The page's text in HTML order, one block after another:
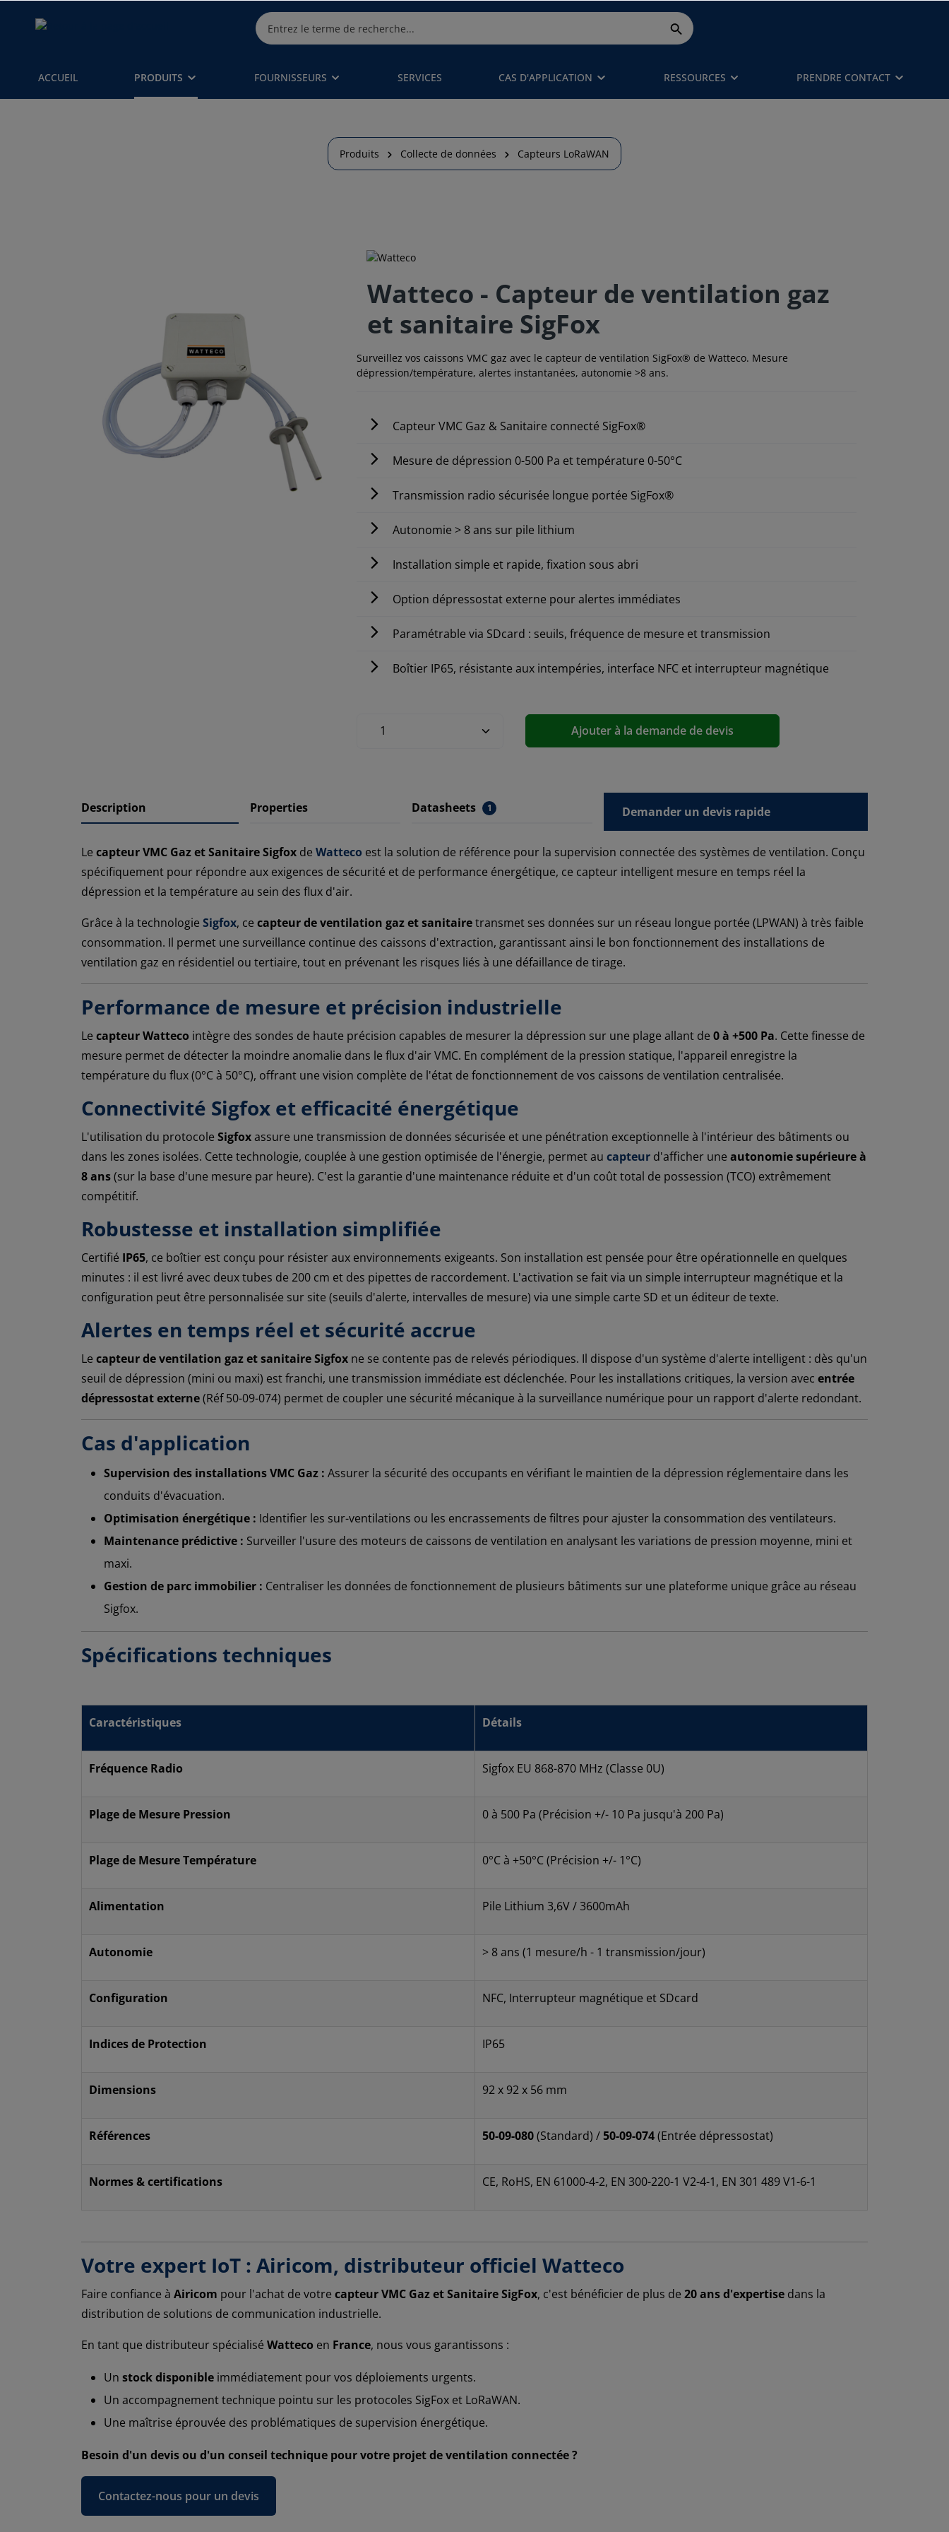
ACCUEIL PRODUITS FOURNISSEURS SERVICES CAS D'APPLICATION RESSOURCES PRENDRE CONTACT
Produits Collecte de données Capteurs LoRaWAN
Watteco - Capteur de ventilation gaz
et sanitaire SigFox
Surveillez vos caissons VMC gaz avec le capteur de ventilation SigFox® de Watteco. Mesure
dépression/température, alertes instantanées, autonomie >8 ans.
Capteur VMC Gaz & Sanitaire connecté SigFox®
Mesure de dépression 0-500 Pa et température 0-50°C
Transmission radio sécurisée longue portée SigFox®
Autonomie > 8 ans sur pile lithium
Installation simple et rapide, fixation sous abri
Option dépressostat externe pour alertes immédiates
Paramétrable via SDcard : seuils, fréquence de mesure et transmission
Boîtier IP65, résistante aux intempéries, interface NFC et interrupteur magnétique
Ajouter à la demande de devis
Description Properties Datasheets 1 Demander un devis rapide
Le capteur VMC Gaz et Sanitaire Sigfox de Watteco est la solution de référence pour la supervision connectée des systèmes de ventilation. Conçu
spécifiquement pour répondre aux exigences de sécurité et de performance énergétique, ce capteur intelligent mesure en temps réel la
dépression et la température au sein des flux d'air.
Grâce à la technologie Sigfox, ce capteur de ventilation gaz et sanitairetransmet ses données sur un réseau longue portée (LPWAN) à très faible
consommation. Il permet une surveillance continue des caissons d'extraction, garantissant ainsi le bon fonctionnement des installations de
ventilation gaz en résidentiel ou tertiaire, tout en prévenant les risques liés à une défaillance de tirage.
Performance de mesure et précision industrielle
Le capteur Watteco intègre des sondes de haute précision capables de mesurer la dépression sur une plage allant de 0 à +500 Pa. Cette finesse de
mesure permet de détecter la moindre anomalie dans le flux d'air VMC. En complément de la pression statique, l'appareil enregistre la
température du flux (0°C à 50°C), offrant une vision complète de l'état de fonctionnement de vos caissons de ventilation centralisée.
Connectivité Sigfox et efficacité énergétique
L'utilisation du protocole Sigfoxassure une transmission de données sécurisée et une pénétration exceptionnelle à l'intérieur des bâtiments ou
dans les zones isolées. Cette technologie, couplée à une gestion optimisée de l'énergie, permet au capteur d'afficher une autonomie supérieure à
8 ans(sur la base d'une mesure par heure). C'est la garantie d'une maintenance réduite et d'un coût total de possession (TCO) extrêmement
compétitif.
Robustesse et installation simplifiée
Certifié IP65, ce boîtier est conçu pour résister aux environnements exigeants. Son installation est pensée pour être opérationnelle en quelques
minutes : il est livré avec deux tubes de 200 cm et des pipettes de raccordement. L'activation se fait via un simple interrupteur magnétique et la
configuration peut être personnalisée sur site (seuils d'alerte, intervalles de mesure) via une simple carte SD et un éditeur de texte.
Alertes en temps réel et sécurité accrue
Le capteur de ventilation gaz et sanitaire Sigfox ne se contente pas de relevés périodiques. Il dispose d'un système d'alerte intelligent : dès qu'un
seuil de dépression (mini ou maxi) est franchi, une transmission immédiate est déclenchée. Pour les installations critiques, la version avec entrée
dépressostat externe(Réf 50-09-074) permet de coupler une sécurité mécanique à la surveillance numérique pour un rapport d'alerte redondant.
Cas d'application
Supervision des installations VMC Gaz : Assurer la sécurité des occupants en vérifiant le maintien de la dépression réglementaire dans les
conduits d'évacuation.
Optimisation énergétique : Identifier les sur-ventilations ou les encrassements de filtres pour ajuster la consommation des ventilateurs.
Maintenance prédictive : Surveiller l'usure des moteurs de caissons de ventilation en analysant les variations de pression moyenne, mini et
maxi.
Gestion de parc immobilier : Centraliser les données de fonctionnement de plusieurs bâtiments sur une plateforme unique grâce au réseau
Sigfox.
Spécifications techniques
Caractéristiques Détails
Fréquence Radio Sigfox EU 868-870 MHz (Classe 0U)
Plage de Mesure Pression 0 à 500 Pa (Précision +/- 10 Pa jusqu'à 200 Pa)
Plage de Mesure Température 0°C à +50°C (Précision +/- 1°C)
Alimentation Pile Lithium 3,6V / 3600mAh
Autonomie > 8 ans (1 mesure/h - 1 transmission/jour)
Configuration NFC, Interrupteur magnétique et SDcard
Indices de Protection IP65
Dimensions 92 x 92 x 56 mm
Références 50-09-080(Standard) /50-09-074(Entrée dépressostat)
Normes & certifications CE, RoHS, EN 61000-4-2, EN 300-220-1 V2-4-1, EN 301 489 V1-6-1
Votre expert IoT : Airicom, distributeur officiel Watteco
Faire confiance à Airicom pour l'achat de votre capteur VMC Gaz et Sanitaire SigFox, c'est bénéficier de plus de 20 ans d'expertise dans la
distribution de solutions de communication industrielle.
En tant que distributeur spécialisé Watteco en France, nous vous garantissons :
Un stock disponible immédiatement pour vos déploiements urgents.
Un accompagnement technique pointu sur les protocoles SigFox et LoRaWAN.
Une maîtrise éprouvée des problématiques de supervision énergétique.
Besoin d'un devis ou d'un conseil technique pour votre projet de ventilation connectée ?
Contactez-nous pour un devis